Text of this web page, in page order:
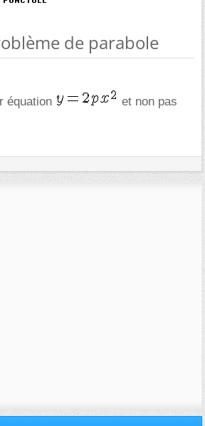
de parabole
équation
et non pas